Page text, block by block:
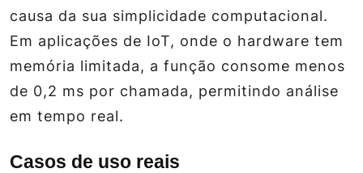
causa da sua simplicidade computacional.
Em aplicações de IoT, onde o hardware tem
memória limitada, a função consome menos
de 0,2 ms por chamada, permitindo análise
em tempo real.
Casos de uso reais